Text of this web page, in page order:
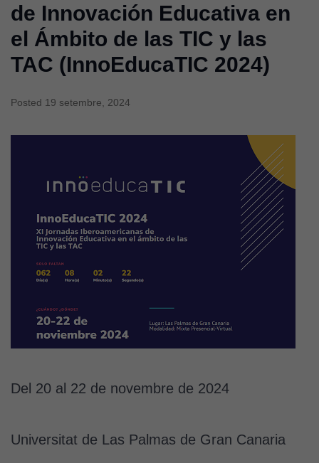
de Innovación Educativa en
el Ámbito de las TIC y las
TAC (InnoEducaTIC 2024)
Posted 19 setembre, 2024
Del 20 al 22 de novembre de 2024
Universitat de Las Palmas de Gran Canaria